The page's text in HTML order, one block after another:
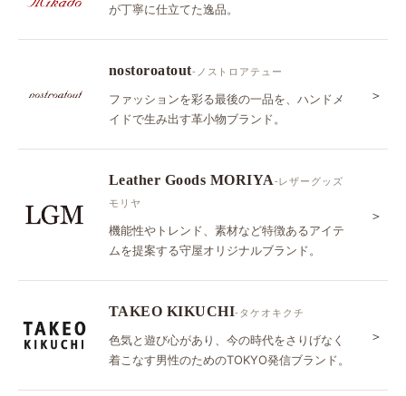
が丁寧に仕立てた逸品。
nostoroatout-ノストロアテュー
ファッションを彩る最後の一品を、ハンドメ
イドで生み出す革小物ブランド。
＞
Leather Goods MORIYA-レザーグッズ
モリヤ
機能性やトレンド、素材など特徴あるアイテ
ムを提案する守屋オリジナルブランド。
＞
TAKEO KIKUCHI-タケオキクチ
色気と遊び心があり、今の時代をさりげなく
着こなす男性のためのTOKYO発信ブランド。
＞